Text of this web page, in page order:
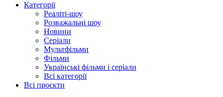
Категорії
Реаліті-шоу
Розважальні шоу
Новини
Серіали
Мультфільми
Фільми
Українські фільми і серіали
Всі категорії
Всі проєкти